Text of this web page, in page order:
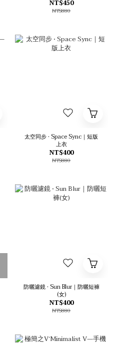
NT$450
NT$880
太空同步 • Space Sync｜短版
上衣
NT$400
NT$880
防曬濾鏡 • Sun Blur｜防曬短褲
(女)
NT$400
NT$880